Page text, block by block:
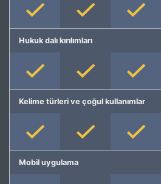
Hukuk dalı kırılımları
Kelime türleri ve çoğul kullanımlar
Mobil uygulama